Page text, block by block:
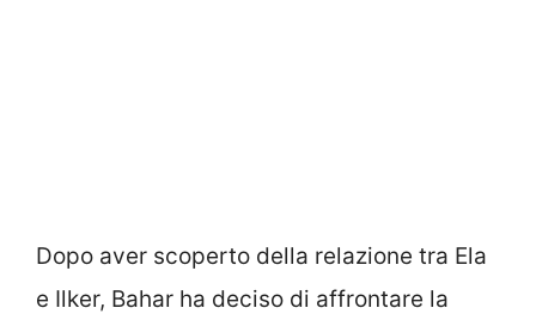
Dopo aver scoperto della relazione tra Ela
e Ilker, Bahar ha deciso di affrontare la